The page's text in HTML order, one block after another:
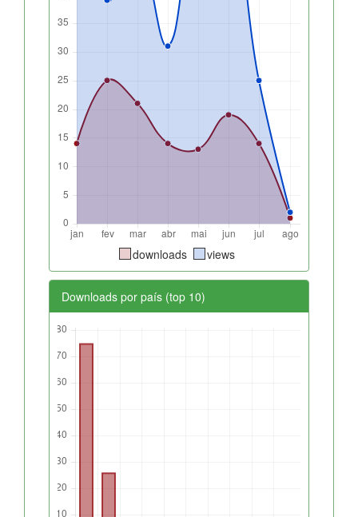
downloads views
Downloads por país (top 10)